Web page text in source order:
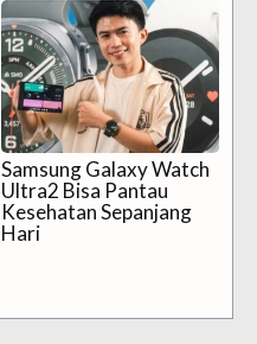
Samsung Galaxy Watch
Ultra2 Bisa Pantau
Kesehatan Sepanjang
Hari